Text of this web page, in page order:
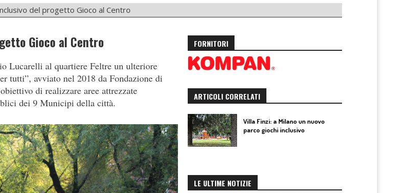
del progetto Gioco al Centro
Gioco al Centro
Lucarelli al quartiere Feltre un ulteriore
tutti”, avviato nel 2018 da Fondazione di
di realizzare aree attrezzate
dei 9 Municipi della città.
FORNITORI
ARTICOLI CORRELATI
Villa Finzi: a Milano un nuovo
parco giochi inclusivo
LE ULTIME NOTIZIE